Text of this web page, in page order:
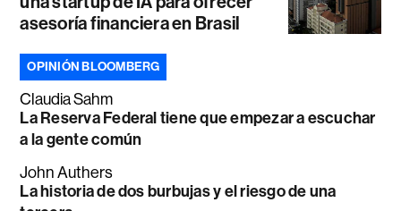
asesoría financiera en Brasil
OPINIÓN BLOOMBERG
Claudia Sahm
La Reserva Federal tiene que empezar a escuchar
a la gente común
John Authers
La historia de dos burbujas y el riesgo de una